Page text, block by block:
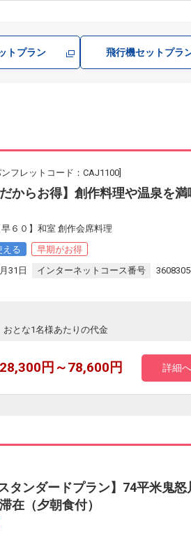
トプラン 飛行機セットプラ
ンフレットコード：CAJ1100]
からお得】創作料理や温泉を
６０】和室 創作会席料理
える
早期がお得
31日 インターネットコース番号
おとな1名様あたりの代金
28,300円～78,600円 詳細へ
タンダードプラン】74平米鬼
在（夕朝食付）